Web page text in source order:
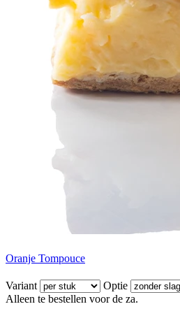
Oranje Tompouce
Variant
Optie
Alleen te bestellen voor de za.